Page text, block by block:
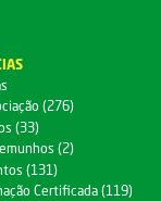
(276)
(33)
(2)
(131)
Certificada (119)